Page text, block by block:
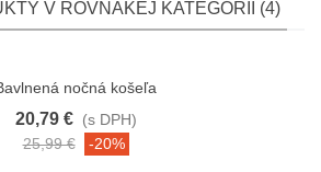
V ROVNAKEJ KATEGÓRII (4)
nočná košeľa
20,79 € (s DPH)
25,99 €
-20%